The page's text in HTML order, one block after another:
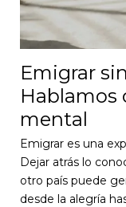
Emigrar
Hablamos
mental
Emigrar es una
Dejar atrás lo
otro país puede
desde la alegría